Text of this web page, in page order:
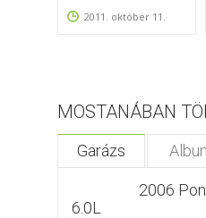
2011. október 11.
MOSTANÁBAN
Garázs
2006
6.0L